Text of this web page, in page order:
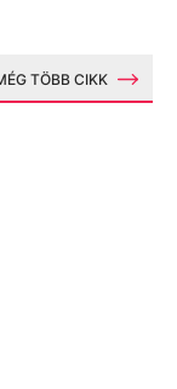
TÖBB CIKK